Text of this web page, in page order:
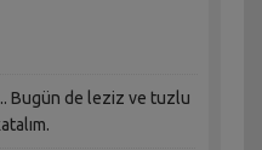
Bugün de leziz ve tuzlu